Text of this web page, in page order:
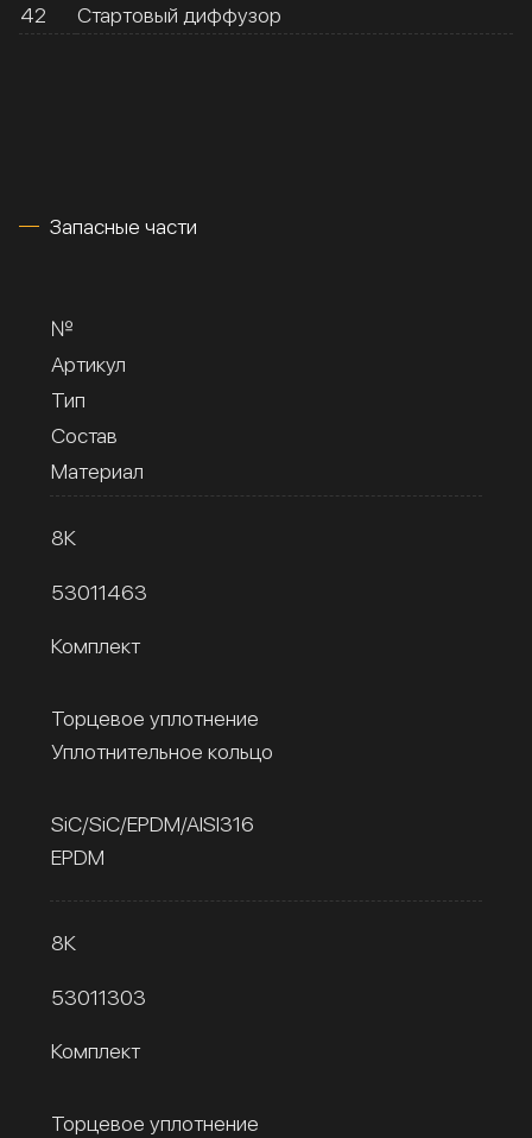
42
Стартовый диффузор
Запасные части
№
Артикул
Тип
Состав
Материал
8К
53011463
Комплект
Торцевое уплотнение
Уплотнительное кольцо
SiC/SiC/EPDM/AISI316
EPDM
8К
53011303
Комплект
Торцевое уплотнение